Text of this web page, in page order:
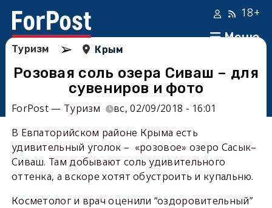
Меню
18+
Туризм ➢ Крым
Розовая соль озера Сиваш – для
сувениров и фото
ForPost — Туризм
вс, 02/09/2018 - 16:01
В Евпаторийском районе Крыма есть
удивительный уголок – «розовое» озеро Сасык–
Сиваш. Там добывают соль удивительного
оттенка, а вскоре хотят обустроить и купальню.
Косметолог и врач оценили “оздоровительный”